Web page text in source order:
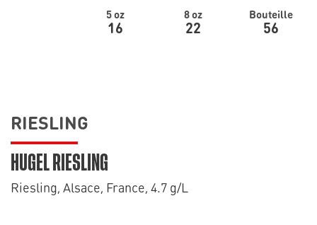
5 oz
16
8 oz
22
Bouteille
56
RIESLING
HUGEL RIESLING
Riesling, Alsace, France, 4.7 g/L